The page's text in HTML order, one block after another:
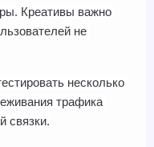
Креативы важно
не
несколько
трафика
связки.